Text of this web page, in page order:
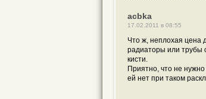
acbka
17.02.2011 в 08:55
Что ж, неплохая цена
радиаторы или трубы
кисти.
Приятно, что не
ей нет при таком